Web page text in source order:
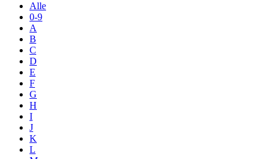
Alle
0-9
A
B
C
D
E
F
G
H
I
J
K
L